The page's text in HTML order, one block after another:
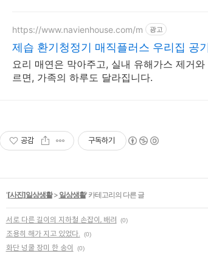
https://www.navienhouse.com/m 광고
제습 환기청정기 매직플러스 우리집 공
요리 매연은 막아주고, 실내 유해가스 제거
르면, 가족의 하루도 달라집니다.
공감 구독하기
'[사진]일상생활> 일상생활' 카테고리의 다른 글
서로 다른 길이의 지하철 손잡이, 배려 (0)
조용히 해가 지고 있었다. (0)
화단 넝쿨 장미 한 송이 (0)